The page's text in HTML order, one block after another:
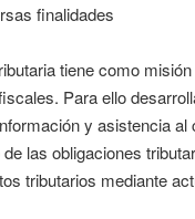
finalidades
tiene como
Para ello
y asistencia
las obligaciones
tributarios mediante